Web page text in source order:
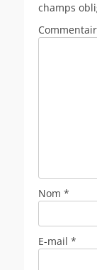
champs
Nom *
E-mail *